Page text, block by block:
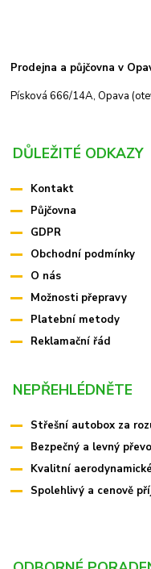
Prodejna a půjčovna v
Písková 666/14A, Opava
DŮLEŽITÉ ODKAZY
Kontakt
Půjčovna
GDPR
Obchodní podmínky
O nás
Možnosti přepravy
Platební metody
Reklamační řád
NEPŘEHLÉDNĚTE
Střešní autobox za
Bezpečný a levný
Kvalitní
Spolehlivý a cenově